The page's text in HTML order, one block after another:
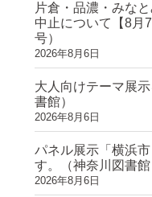
片倉・品濃・みな
中止について【8月
号）
2026年8月6日
大人向けテーマ展
書館）
2026年8月6日
パネル展示「横浜
す。（神奈川図書館
2026年8月6日